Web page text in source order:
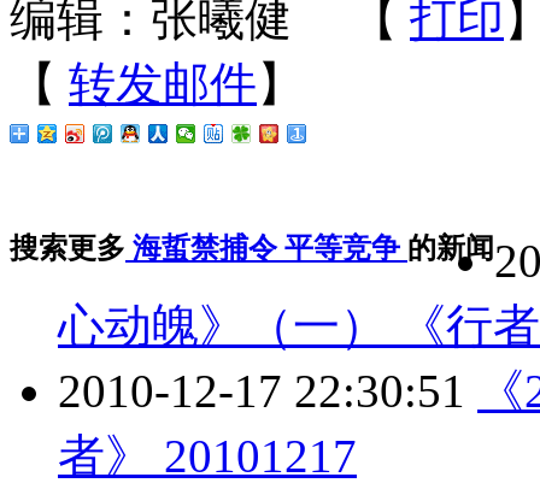
编辑：张曦健 【 打印
【 转发邮件】
搜索更多 海蜇禁捕令平等竞争 的新闻
心动魄》（一） 《行
2010-12-17 22:30:51
者》 20101217